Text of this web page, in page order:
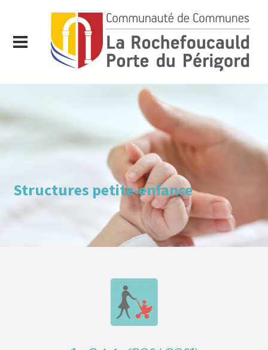
Structures petite-enfance